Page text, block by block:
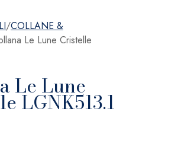
/COLLANE &
Le Lune Cristelle
Le Lune
LGNK513.1